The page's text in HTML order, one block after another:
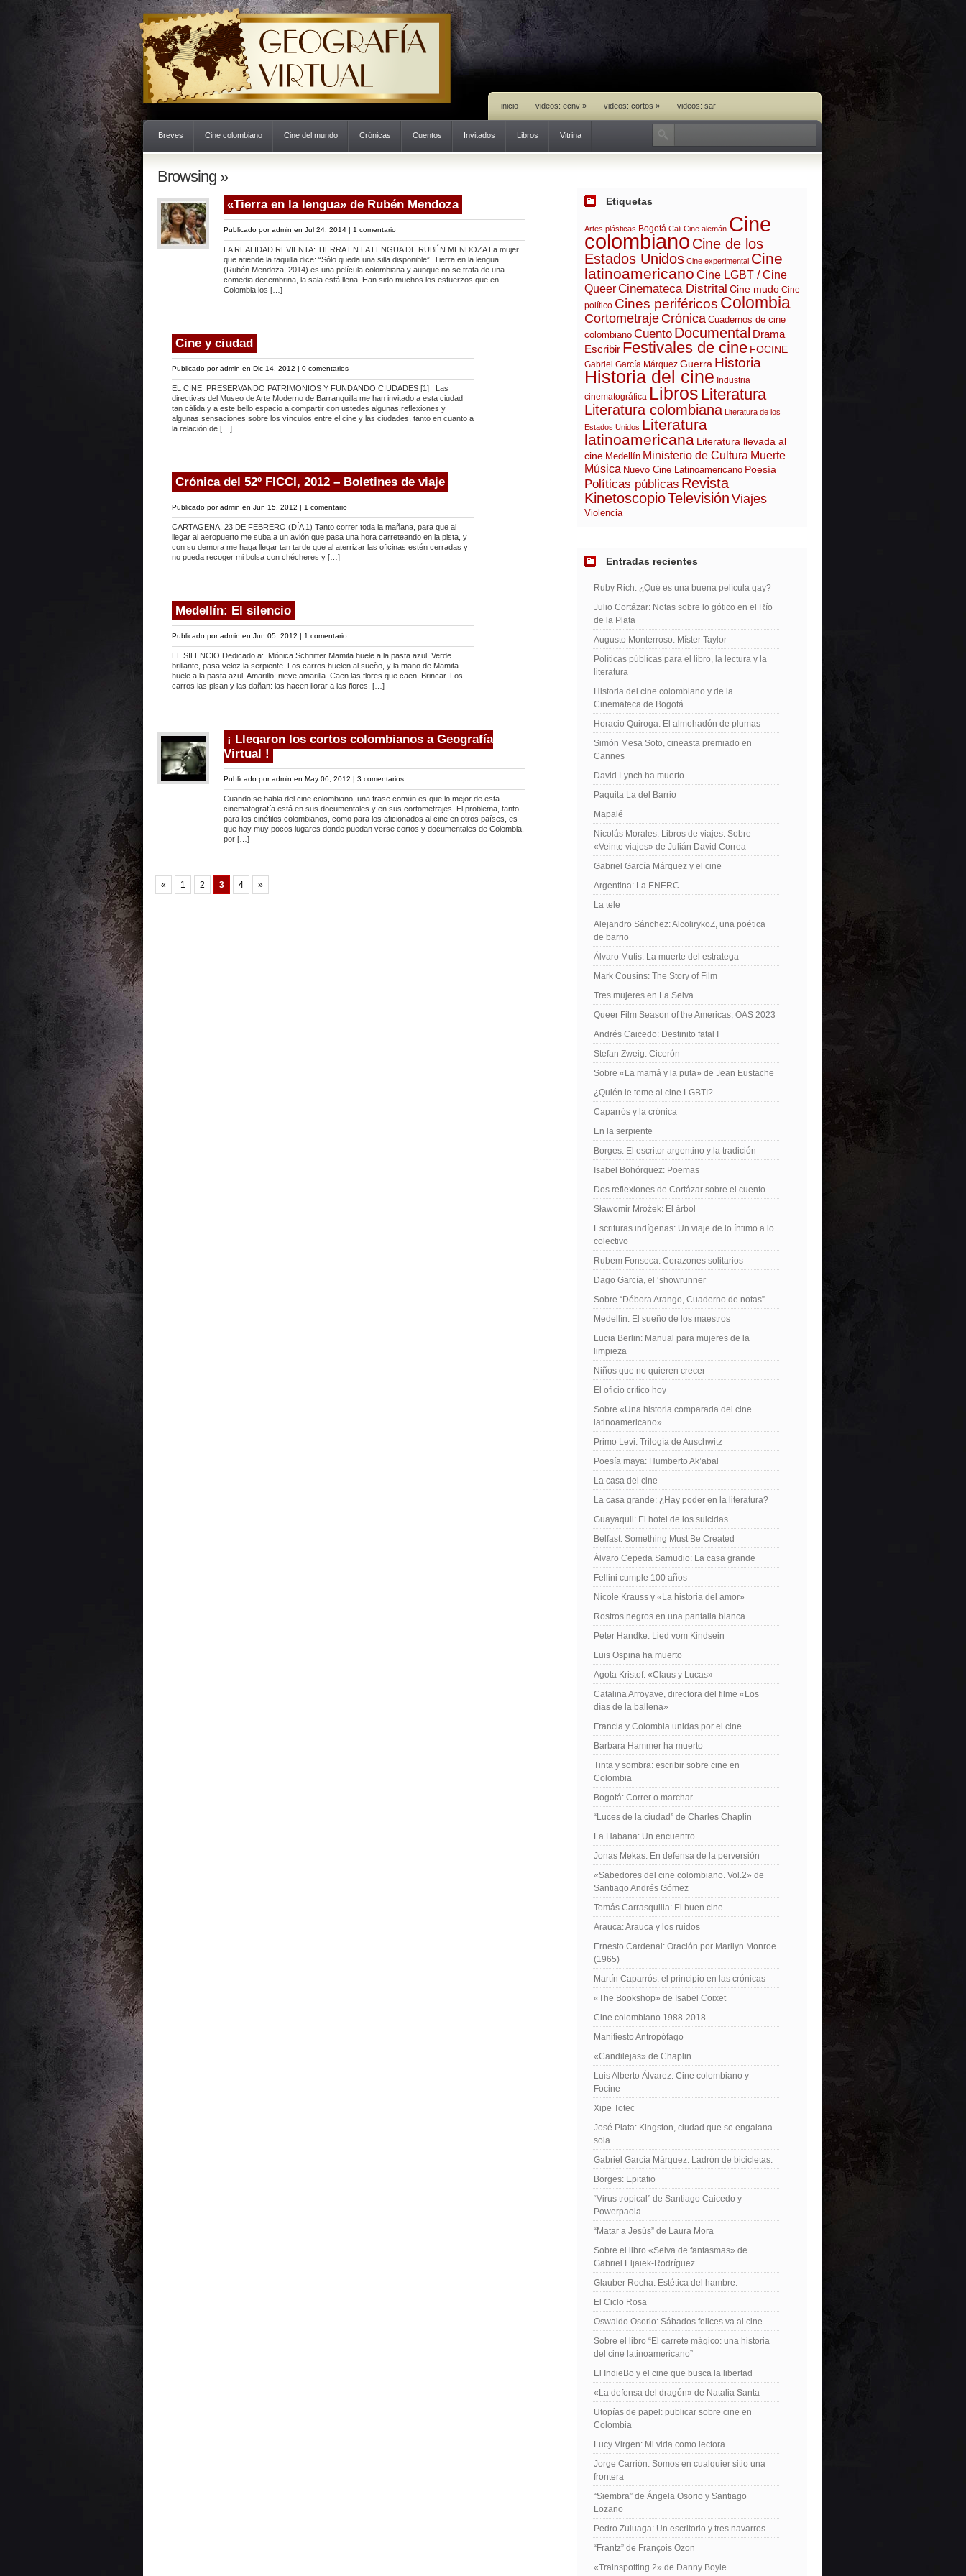
inicio videos: ecnv » videos: cortos » videos: sar
Breves Cine colombiano Cine del mundo Crónicas Cuentos Invitados Libros Vitrina
Browsing »
«Tierra en la lengua» de Rubén Mendoza
Publicado poradmin en Jul 24, 2014 | 1 comentario
LA REALIDAD REVIENTA: TIERRA EN LA LENGUA DE RUBÉN MENDOZA La mujer
que atiende la taquilla dice: “Sólo queda una silla disponible”. Tierra en la lengua
(Rubén Mendoza, 2014) es una película colombiana y aunque no se trata de una
comedia decembrina, la sala está llena. Han sido muchos los esfuerzos que en
Colombia los […]
Cine y ciudad
Publicado poradmin en Dic 14, 2012 | 0 comentarios
EL CINE: PRESERVANDO PATRIMONIOS Y FUNDANDO CIUDADES [1] Las
directivas del Museo de Arte Moderno de Barranquilla me han invitado a esta ciudad
tan cálida y a este bello espacio a compartir con ustedes algunas reflexiones y
algunas sensaciones sobre los vínculos entre el cine y las ciudades, tanto en cuanto a
la relación de […]
Crónica del 52º FICCI, 2012 – Boletines de viaje
Publicado poradmin en Jun 15, 2012 | 1 comentario
CARTAGENA, 23 DE FEBRERO (DÍA 1) Tanto correr toda la mañana, para que al
llegar al aeropuerto me suba a un avión que pasa una hora carreteando en la pista, y
con su demora me haga llegar tan tarde que al aterrizar las oficinas estén cerradas y
no pueda recoger mi bolsa con chécheres y […]
Medellín: El silencio
Publicado poradmin en Jun 05, 2012 | 1 comentario
EL SILENCIO Dedicado a: Mónica Schnitter Mamita huele a la pasta azul. Verde
brillante, pasa veloz la serpiente. Los carros huelen al sueño, y la mano de Mamita
huele a la pasta azul. Amarillo: nieve amarilla. Caen las flores que caen. Brincar. Los
carros las pisan y las dañan: las hacen llorar a las flores. […]
¡ Llegaron los cortos colombianos a Geografía
Virtual !
Publicado poradmin en May 06, 2012 | 3 comentarios
Cuando se habla del cine colombiano, una frase común es que lo mejor de esta
cinematografía está en sus documentales y en sus cortometrajes. El problema, tanto
para los cinéfilos colombianos, como para los aficionados al cine en otros países, es
que hay muy pocos lugares donde puedan verse cortos y documentales de Colombia,
por […]
« 1 2 3 4 »
Etiquetas
Artes plásticas Bogotá Cali Cine alemán Cine
colombiano Cine de los
Estados Unidos Cine experimental Cine
latinoamericano Cine LGBT / Cine
QueerCinemateca Distrital Cine mudo Cine
político Cines periféricos Colombia
Cortometraje Crónica Cuadernos de cine
colombiano Cuento Documental Drama
Escribir Festivales de cine FOCINE
Gabriel García Márquez Guerra Historia
Historia del cine Industria
cinematográfica Libros Literatura
Literatura colombiana Literatura de los
Estados Unidos Literatura
latinoamericana Literatura llevada al
cine Medellín Ministerio de Cultura Muerte
Música Nuevo Cine Latinoamericano Poesía
Políticas públicas Revista
KinetoscopioTelevisiónViajes
Violencia
Entradas recientes
Ruby Rich: ¿Qué es una buena película gay?
Julio Cortázar: Notas sobre lo gótico en el Río
de la Plata
Augusto Monterroso: Míster Taylor
Políticas públicas para el libro, la lectura y la
literatura
Historia del cine colombiano y de la
Cinemateca de Bogotá
Horacio Quiroga: El almohadón de plumas
Simón Mesa Soto, cineasta premiado en
Cannes
David Lynch ha muerto
Paquita La del Barrio
Mapalé
Nicolás Morales: Libros de viajes. Sobre
«Veinte viajes» de Julián David Correa
Gabriel García Márquez y el cine
Argentina: La ENERC
La tele
Alejandro Sánchez: AlcolirykoZ, una poética
de barrio
Álvaro Mutis: La muerte del estratega
Mark Cousins: The Story of Film
Tres mujeres en La Selva
Queer Film Season of the Americas, OAS 2023
Andrés Caicedo: Destinito fatal I
Stefan Zweig: Cicerón
Sobre «La mamá y la puta» de Jean Eustache
¿Quién le teme al cine LGBTI?
Caparrós y la crónica
En la serpiente
Borges: El escritor argentino y la tradición
Isabel Bohórquez: Poemas
Dos reflexiones de Cortázar sobre el cuento
Sławomir Mrożek: El árbol
Escrituras indígenas: Un viaje de lo íntimo a lo
colectivo
Rubem Fonseca: Corazones solitarios
Dago García, el ‘showrunner’
Sobre “Débora Arango, Cuaderno de notas”
Medellín: El sueño de los maestros
Lucia Berlin: Manual para mujeres de la
limpieza
Niños que no quieren crecer
El oficio crítico hoy
Sobre «Una historia comparada del cine
latinoamericano»
Primo Levi: Trilogía de Auschwitz
Poesía maya: Humberto Ak’abal
La casa del cine
La casa grande: ¿Hay poder en la literatura?
Guayaquil: El hotel de los suicidas
Belfast: Something Must Be Created
Álvaro Cepeda Samudio: La casa grande
Fellini cumple 100 años
Nicole Krauss y «La historia del amor»
Rostros negros en una pantalla blanca
Peter Handke: Lied vom Kindsein
Luis Ospina ha muerto
Agota Kristof: «Claus y Lucas»
Catalina Arroyave, directora del filme «Los
días de la ballena»
Francia y Colombia unidas por el cine
Barbara Hammer ha muerto
Tinta y sombra: escribir sobre cine en
Colombia
Bogotá: Correr o marchar
“Luces de la ciudad” de Charles Chaplin
La Habana: Un encuentro
Jonas Mekas: En defensa de la perversión
«Sabedores del cine colombiano. Vol.2» de
Santiago Andrés Gómez
Tomás Carrasquilla: El buen cine
Arauca: Arauca y los ruidos
Ernesto Cardenal: Oración por Marilyn Monroe
(1965)
Martín Caparrós: el principio en las crónicas
«The Bookshop» de Isabel Coixet
Cine colombiano 1988-2018
Manifiesto Antropófago
«Candilejas» de Chaplin
Luis Alberto Álvarez: Cine colombiano y
Focine
Xipe Totec
José Plata: Kingston, ciudad que se engalana
sola.
Gabriel García Márquez: Ladrón de bicicletas.
Borges: Epitafio
“Virus tropical” de Santiago Caicedo y
Powerpaola.
“Matar a Jesús” de Laura Mora
Sobre el libro «Selva de fantasmas» de
Gabriel Eljaiek-Rodríguez
Glauber Rocha: Estética del hambre.
El Ciclo Rosa
Oswaldo Osorio: Sábados felices va al cine
Sobre el libro “El carrete mágico: una historia
del cine latinoamericano”
El IndieBo y el cine que busca la libertad
«La defensa del dragón» de Natalia Santa
Utopías de papel: publicar sobre cine en
Colombia
Lucy Virgen: Mi vida como lectora
Jorge Carrión: Somos en cualquier sitio una
frontera
“Siembra” de Ángela Osorio y Santiago
Lozano
Pedro Zuluaga: Un escritorio y tres navarros
“Frantz” de François Ozon
«Trainspotting 2» de Danny Boyle